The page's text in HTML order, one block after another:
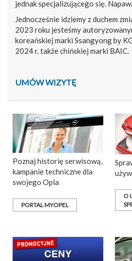
jednak specjalizującego się.
Jednocześnie idziemy z duchem
2023 roku jesteśmy
koreańskiej marki Ssangyong by
2024 r. także chińskiej marki BAIC.
UMÓW WIZYTĘ
Poznaj historię serwisową,
kampanie techniczne dla
swojego Opla
PORTAL MYOPEL
O